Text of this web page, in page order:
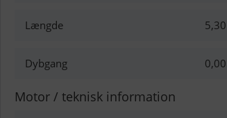
Længde 5,30
Dybgang 0,00
Motor / teknisk information